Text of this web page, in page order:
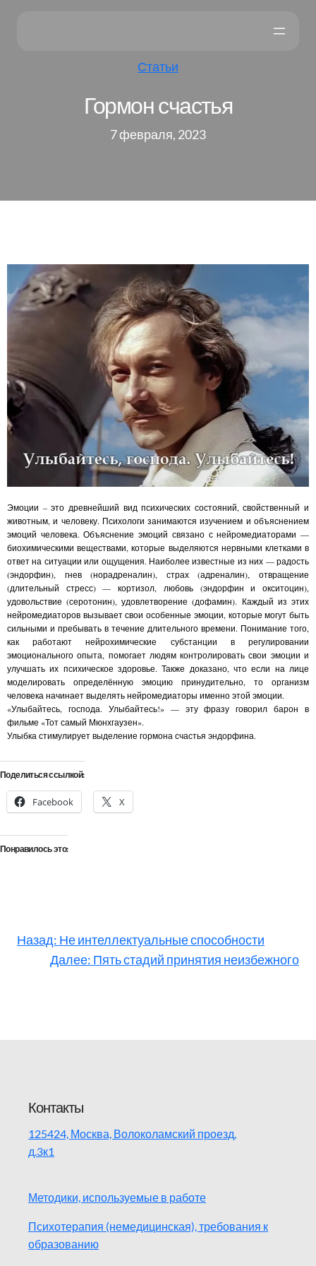
Статьи
Гормон счастья
7 февраля, 2023
Эмоции – это древнейший вид психических состояний, свойственный и
животным, и человеку. Психологи занимаются изучением и объяснением
эмоций человека. Объяснение эмоций связано с нейромедиаторами —
биохимическими веществами, которые выделяются нервными клетками в
ответ на ситуации или ощущения. Наиболее известные из них — радость
(эндорфин), гнев (норадреналин), страх (адреналин), отвращение
(длительный стресс) — кортизол, любовь (эндорфин и окситоцин),
удовольствие (серотонин), удовлетворение (дофамин). Каждый из этих
нейромедиаторов вызывает свои особенные эмоции, которые могут быть
сильными и пребывать в течение длительного времени. Понимание того,
как работают нейрохимические субстанции в регулировании
эмоционального опыта, помогает людям контролировать свои эмоции и
улучшать их психическое здоровье. Также доказано, что если на лице
моделировать определённую эмоцию принудительно, то организм
человека начинает выделять нейромедиаторы именно этой эмоции.
«Улыбайтесь, господа. Улыбайтесь!» — эту фразу говорил барон в
фильме «Тот самый Мюнхгаузен».
Улыбка стимулирует выделение гормона счастья эндорфина.
Поделиться ссылкой:
Facebook X
Понравилось это:
Назад: Не интеллектуальные способности
Далее: Пять стадий принятия неизбежного
Контакты
125424, Москва, Волоколамский проезд,
д.3к1
Методики, используемые в работе
Психотерапия (немедицинская), требования к
образованию